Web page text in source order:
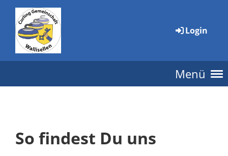
Login
Menü
So findest Du uns